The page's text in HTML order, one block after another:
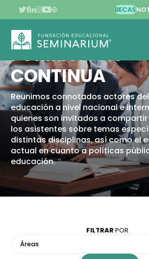
BECAS
FORMACIÓN
CONTINUA
Reunimos connotados actores
educación a nivel nacional e
quienes son invitados a
los asistentes sobre temas
distintas disciplinas, así como el
actual en cuanto a políticas
educación.
FILTRAR POR
Áreas